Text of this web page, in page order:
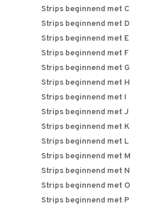
Strips beginnend met C
Strips beginnend met D
Strips beginnend met E
Strips beginnend met F
Strips beginnend met G
Strips beginnend met H
Strips beginnend met I
Strips beginnend met J
Strips beginnend met K
Strips beginnend met L
Strips beginnend met M
Strips beginnend met N
Strips beginnend met O
Strips beginnend met P